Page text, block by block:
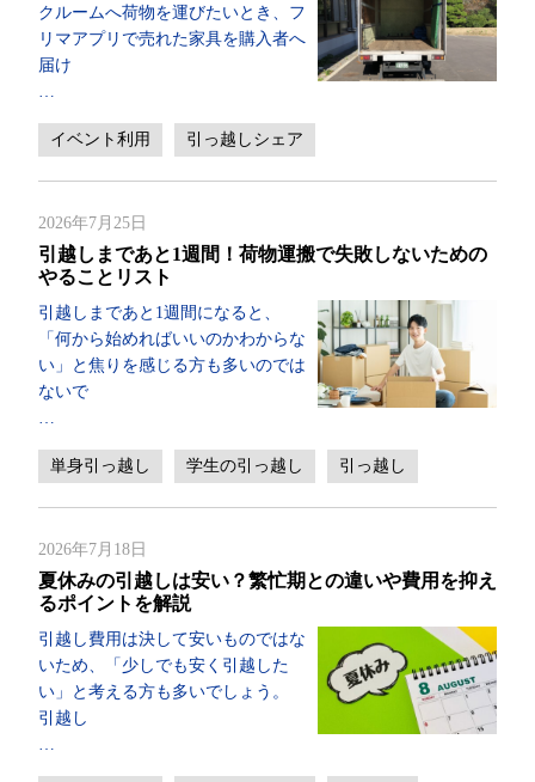
クルームへ荷物を運びたいとき、フ
リマアプリで売れた家具を購入者へ
届け
…
イベント利用 引っ越しシェア
2026年7月25日
引越しまであと1週間！荷物運搬で失敗しないための
やることリスト
引越しまであと1週間になると、
「何から始めればいいのかわからな
い」と焦りを感じる方も多いのでは
ないで
…
単身引っ越し 学生の引っ越し 引っ越し
2026年7月18日
夏休みの引越しは安い？繁忙期との違いや費用を抑え
るポイントを解説
引越し費用は決して安いものではな
いため、「少しでも安く引越した
い」と考える方も多いでしょう。
引越し
…